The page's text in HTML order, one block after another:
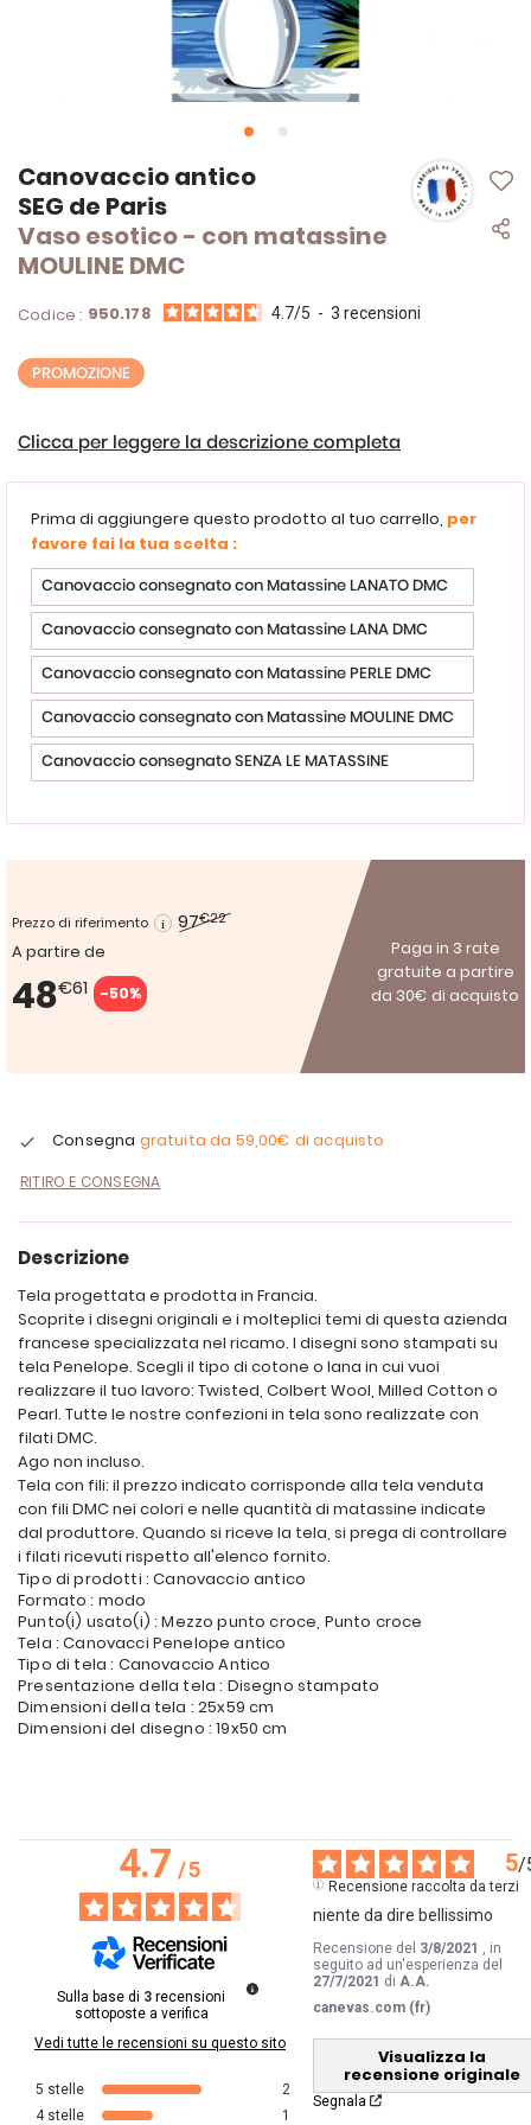
Canovaccio antico
SEG de Paris
Vaso esotico - con matassine
MOULINE DMC
Codice : 950.178 4.7/5 - 3 recensioni
PROMOZIONE
Clicca per leggere la descrizione completa
Prima di aggiungere questo prodotto al tuo carrello, per
favore fai la tua scelta :
Canovaccio consegnato con Matassine LANATO DMC
Canovaccio consegnato con Matassine LANA DMC
Canovaccio consegnato con Matassine PERLE DMC
Canovaccio consegnato con Matassine MOULINE DMC
Canovaccio consegnato SENZA LE MATASSINE
Prezzo di riferimento 97€22
A partire de
48€61 -50%
Paga in 3 rate
gratuite a partire
da 30€ di acquisto
Consegna gratuita da 59,00€ di acquisto
RITIRO E CONSEGNA
Vai
all'inizio
della
galleria
di
Descrizione
Tela progettata e prodotta in Francia.
Scoprite i disegni originali e i molteplici temi di questa azienda
francese specializzata nel ricamo. I disegni sono stampati su
tela Penelope. Scegli il tipo di cotone o lana in cui vuoi
realizzare il tuo lavoro: Twisted, Colbert Wool, Milled Cotton o
Pearl. Tutte le nostre confezioni in tela sono realizzate con
filati DMC.
Ago non incluso.
Tela con fili: il prezzo indicato corrisponde alla tela venduta
con fili DMC nei colori e nelle quantità di matassine indicate
dal produttore. Quando si riceve la tela, si prega di controllare
i filati ricevuti rispetto all'elenco fornito.
Tipo di prodotti : Canovaccio antico
Formato : modo
Punto(i) usato(i) : Mezzo punto croce, Punto croce
Tela : Canovacci Penelope antico
Tipo di tela : Canovaccio Antico
Presentazione della tela : Disegno stampato
Dimensioni della tela : 25x59 cm
Dimensioni del disegno : 19x50 cm
4.7/5
Sulla base di 3 recensioni
sottoposte a verifica
Vedi tutte le recensioni su questo sito
5 stelle
2
4 stelle 1
5/
Recensione raccolta da terzi
niente da dire bellissimo
Recensione del 3/8/2021
, in
seguito ad un'esperienza del
27/7/2021 di A.A.
canevas.com (fr)
Visualizza la
recensione originale
Segnala